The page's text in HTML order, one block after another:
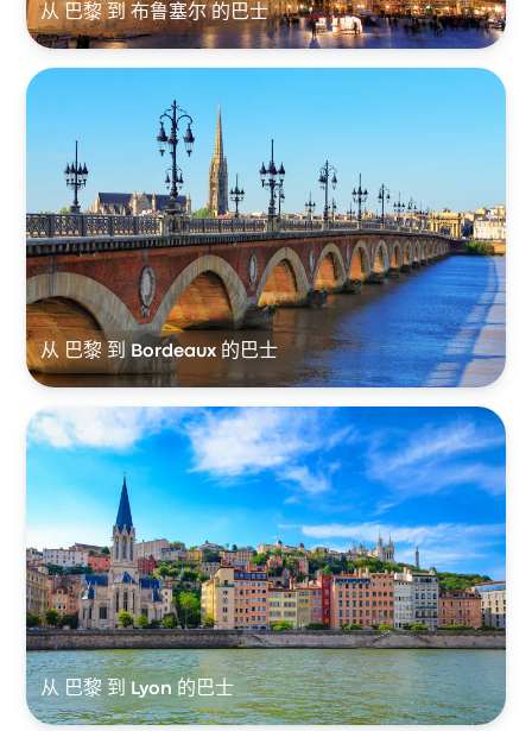
从 巴黎 到 布鲁塞尔 的巴士
从 巴黎 到 Bordeaux 的巴士
从 巴黎 到 Lyon 的巴士